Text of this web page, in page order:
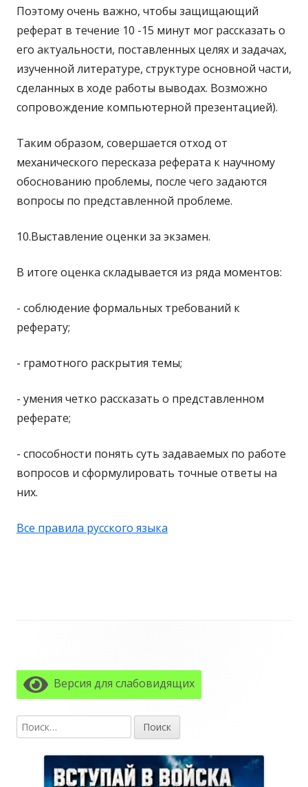
Поэтому очень важно, чтобы защищающий
реферат в течение 10 -15 минут мог рассказать о
его актуальности, поставленных целях и задачах,
изученной литературе, структуре основной части,
сделанных в ходе работы выводах. Возможно
сопровождение компьютерной презентацией).
Таким образом, совершается отход от
механического пересказа реферата к научному
обоснованию проблемы, после чего задаются
вопросы по представленной проблеме.
10.Выставление оценки за экзамен.
В итоге оценка складывается из ряда моментов:
- соблюдение формальных требований к
реферату;
- грамотного раскрытия темы;
- умения четко рассказать о представленном
реферате;
- способности понять суть задаваемых по работе
вопросов и сформулировать точные ответы на
них.
Все правила русского языка
боковая
колонка
Версия для слабовидящих
Найти: